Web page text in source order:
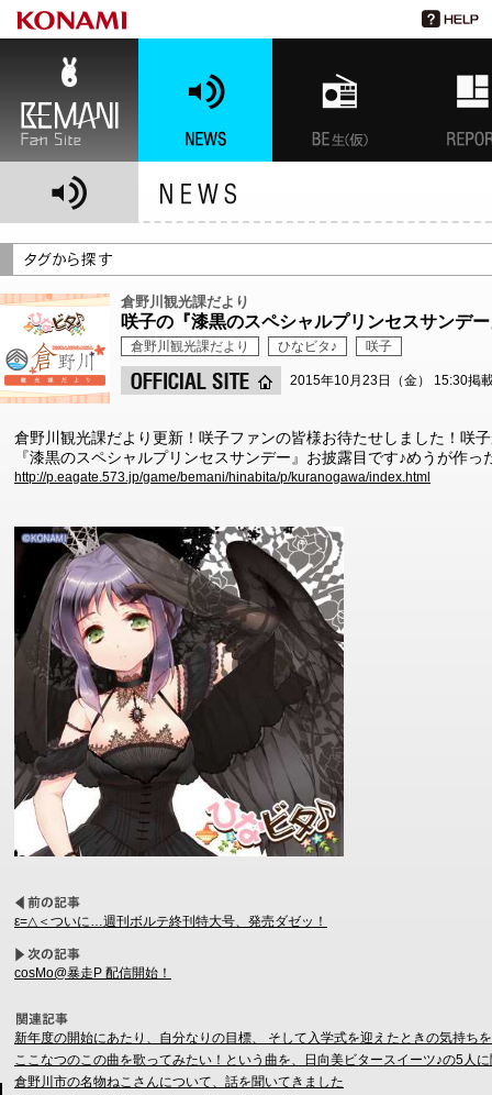
倉野川観光課だより
咲子の『漆黒のスペシャルプリンセスサンデ
倉野川観光課だより ひなビタ♪ 咲子
2015年10月23日（金） 15:30掲
倉野川観光課だより更新！咲子ファンの皆様お待たせしました！咲
『漆黒のスペシャルプリンセスサンデー』お披露目です♪めうが作
http://p.eagate.573.jp/game/bemani/hinabita/p/kuranogawa/index.html
ε=△＜ついに…週刊ボルテ終刊特大号、発売ダゼッ！
cosMo@暴走P 配信開始！
新年度の開始にあたり、自分なりの目標、 そして入学式を迎えたときの気持ち
ここなつのこの曲を歌ってみたい！という曲を、日向美ビタースイーツ♪の5人
倉野川市の名物ねこさんについて、話を聞いてきました